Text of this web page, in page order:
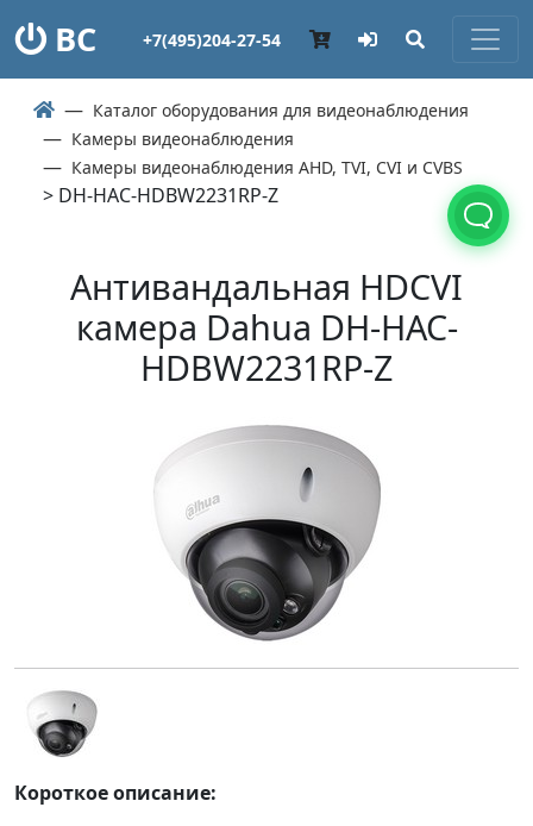
ВС +7(495)204-27-54
Каталог оборудования для видеонаблюдения
Камеры видеонаблюдения
Камеры видеонаблюдения AHD, TVI, CVI и CVBS
> DH-HAC-HDBW2231RP-Z
Антивандальная HDCVI
камера Dahua DH-HAC-
HDBW2231RP-Z
Короткое описание: